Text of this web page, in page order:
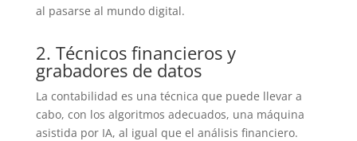
al pasarse al mundo digital.
2. Técnicos financieros y
grabadores de datos
La contabilidad es una técnica que puede llevar a
cabo, con los algoritmos adecuados, una máquina
asistida por IA, al igual que el análisis financiero.